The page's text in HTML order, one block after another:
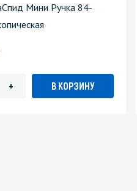
Мини Ручка 84-
+ В КОРЗИНУ